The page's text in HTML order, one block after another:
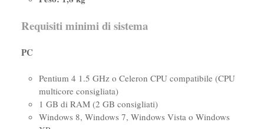
Requisiti minimi di sistema
PC
Pentium 4 1.5 GHz o Celeron CPU compatibile (CPU
multicore consigliata)
1 GB di RAM (2 GB consigliati)
Windows 8, Windows 7, Windows Vista o Windows